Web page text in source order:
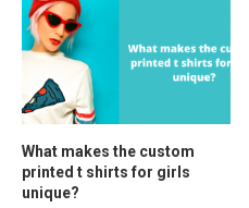
What makes the custom
printed t shirts for girls
unique?